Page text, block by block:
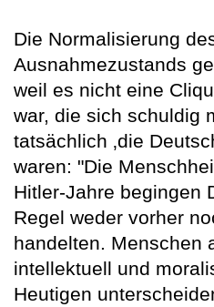
Die Normalisierung
Ausnahmezustands
weil es nicht eine
war, die sich schuldig
tatsächlich ‚die
waren: "Die
Hitler-Jahre begingen
Regel weder vorher
handelten. Menschen
intellektuell und
Heutigen